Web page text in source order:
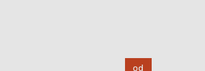
od